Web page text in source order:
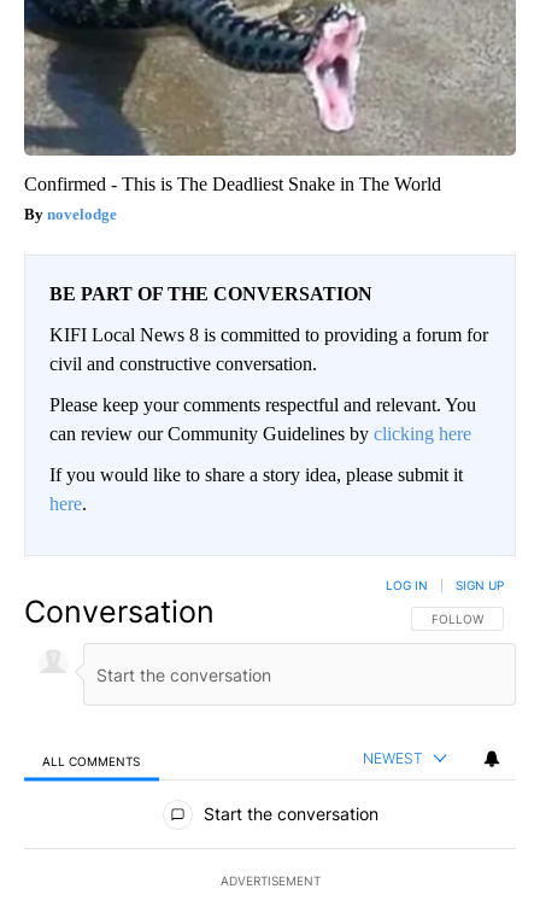
Confirmed - This is The Deadliest Snake in The World
novelodge
BE PART OF THE CONVERSATION
KIFI Local News 8 is committed to providing a forum for
civil and constructive conversation.
Please keep your comments respectful and relevant. You
can review our Community Guidelines by clicking here
If you would like to share a story idea, please submit it
here.
Conversation FOLLOW THIS
FOLLOW
LOG IN SIGN UP
ALL COMMENTS NEWEST
All Comments
Start the conversation
ADVERTISEMENT